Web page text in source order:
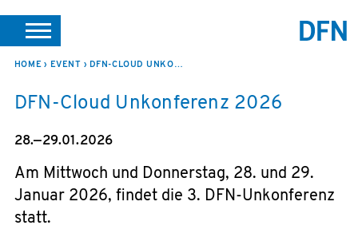
SUCHE PORTALE SUPPORT
VEREIN INTERN
HOME EVENT DFN-CLOUD UNKONFERENZ 2026
DFN-Cloud Unkonferenz 2026
28.—29.01.2026
Am Mittwoch und Donnerstag, 28. und 29.
Januar 2026, findet die 3. DFN-Unkonferenz
statt.